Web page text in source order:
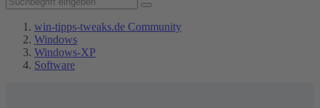
win-tipps-tweaks.de Community
Windows
Windows-XP
Software